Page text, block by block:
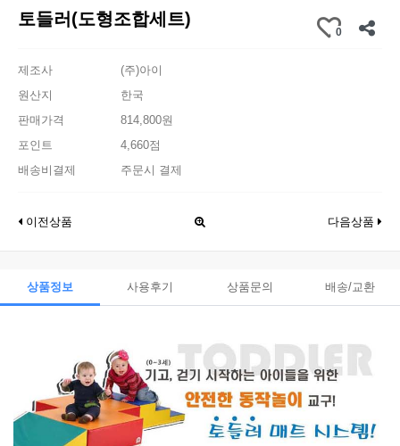
토들러(도형조합세트)
0
제조사
(주)아이
원산지
한국
판매가격
814,800원
포인트
4,660점
배송비결제
주문시 결제
이전상품 다음상품
상품정보 사용후기 상품문의 배송/교환